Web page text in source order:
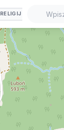
RELIGIJNE SPORT
Szukaj